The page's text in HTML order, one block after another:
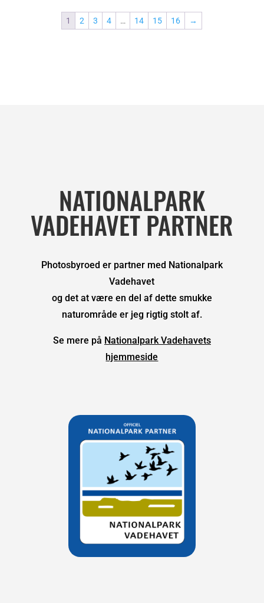
1
2 3 4 … 14 15 16 →
NATIONALPARK
VADEHAVET PARTNER
Photosbyroed er partner med Nationalpark
Vadehavet
og det at være en del af dette smukke
naturområde er jeg rigtig stolt af.
Se mere på Nationalpark Vadehavets
hjemmeside